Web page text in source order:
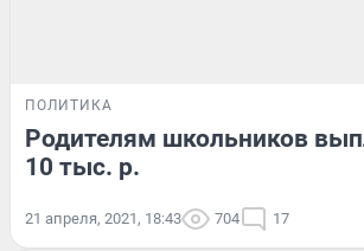
ПОЛИТИКА
Родителям школьников
10 тыс. р.
21 апреля, 2021, 18:43 704 17